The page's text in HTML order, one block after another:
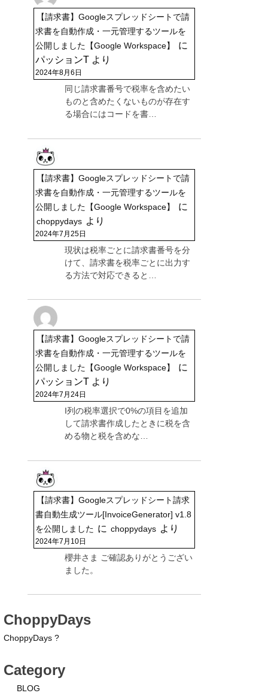
【請求書】Googleスプレッドシートで請
求書を自動作成・一元管理するツールを
公開しました【Google Workspace】
に
パッションT より
2024年8月6日
同じ請求書番号で税率を含めたい
ものと含めたくないものが存在す
る場合にはコードを書…
【請求書】Googleスプレッドシートで請
求書を自動作成・一元管理するツールを
公開しました【Google Workspace】
に
choppydays より
2024年7月25日
現状は税率ごとに請求書番号を分
けて、請求書を税率ごとに出力す
る方法で対応できると…
【請求書】Googleスプレッドシートで請
求書を自動作成・一元管理するツールを
公開しました【Google Workspace】
に
パッションT より
2024年7月24日
I列の税率選択で0%の項目を追加
して請求書作成したときに税を含
める物と税を含めな…
【請求書】Googleスプレッドシート請求
書自動生成ツール[InvoiceGenerator] v1.8
を公開しました に choppydays より
2024年7月10日
櫻井さま ご確認ありがとうござい
ました。
ChoppyDays
ChoppyDays ?
Category
BLOG